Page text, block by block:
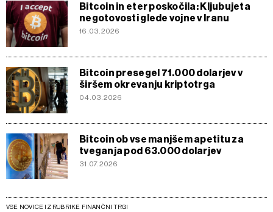
Bitcoin in eter poskočila: Kljubujeta
negotovosti glede vojne v Iranu
16.03.2026
Bitcoin presegel 71.000 dolarjev v
širšem okrevanju kriptotrga
04.03.2026
Bitcoin ob vse manjšem apetitu za
tveganja pod 63.000 dolarjev
31.07.2026
VSE NOVICE IZ RUBRIKE FINANČNI TRGI